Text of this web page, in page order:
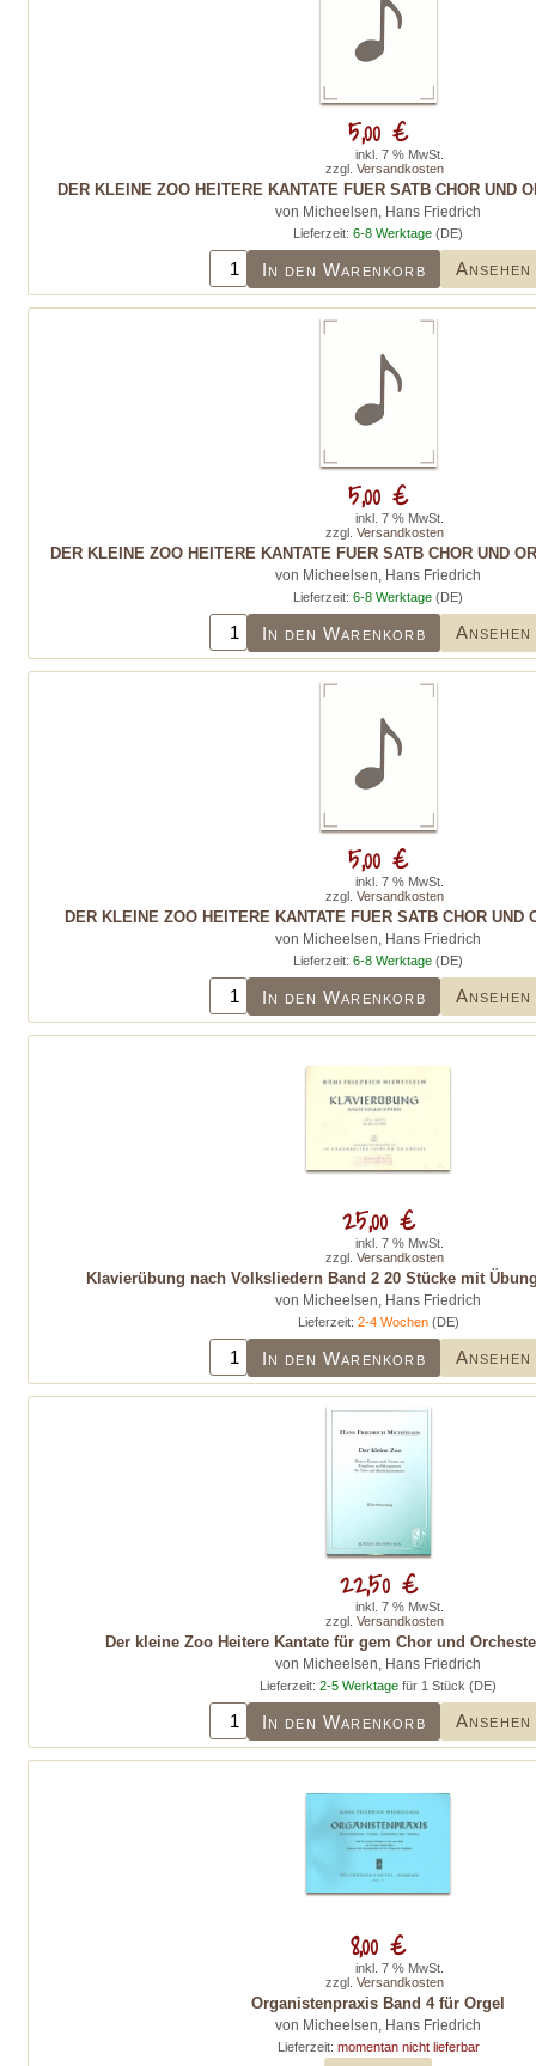
DER KLEINE ZOO HEITERE KANTATE FUER SATB CHOR UND
von Micheelsen, Hans Friedrich
Lieferzeit: 6-8 Werktage (DE)
In den Warenkorb Ansehen
5,00 €
inkl. 7 % MwSt.
zzgl. Versandkosten
DER KLEINE ZOO HEITERE KANTATE FUER SATB CHOR UND
von Micheelsen, Hans Friedrich
Lieferzeit: 6-8 Werktage (DE)
In den Warenkorb Ansehen
5,00 €
inkl. 7 % MwSt.
zzgl. Versandkosten
DER KLEINE ZOO HEITERE KANTATE FUER SATB CHOR UND
von Micheelsen, Hans Friedrich
Lieferzeit: 6-8 Werktage (DE)
In den Warenkorb Ansehen
5,00 €
inkl. 7 % MwSt.
zzgl. Versandkosten
Klavierübung nach Volksliedern Band 2 20 Stücke mit
von Micheelsen, Hans Friedrich
Lieferzeit: 2-4 Wochen(DE)
In den Warenkorb Ansehen
25,00 €
inkl. 7 % MwSt.
zzgl. Versandkosten
Der kleine Zoo Heitere Kantate für gem Chor und
von Micheelsen, Hans Friedrich
Lieferzeit: 2-5 Werktage für 1 Stück (DE)
In den Warenkorb Ansehen
22,50 €
inkl. 7 % MwSt.
zzgl. Versandkosten
Organistenpraxis Band 4 für Orgel
von Micheelsen, Hans Friedrich
Lieferzeit: momentan nicht lieferbar
8,00 €
inkl. 7 % MwSt.
zzgl. Versandkosten